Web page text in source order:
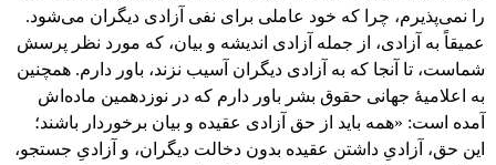
را نمی‌پذیرم، چرا که خود عاملی برای نفی آزادی دیگران می‌شود.
عمیقاً به آزادی، از جمله آزادی اندیشه و بیان، که مورد نظر پرسش
شماست، تا آنجا که به آزادی دیگران آسیب نزند، باور دارم. همچنین
به اعلامیۀ جهانی حقوق بشر باور دارم که در نوزدهمین ماده‌اش
آمده است: «همه باید از حق آزادی عقیده و بیان برخوردار باشند؛
این حق، آزادیِ داشتن عقیده بدون دخالت دیگران، و آزادیِ جستجو،